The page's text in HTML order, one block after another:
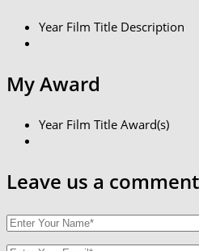
Year Film Title Description
MyAward
Year Film Title Award(s)
Leave us a comment